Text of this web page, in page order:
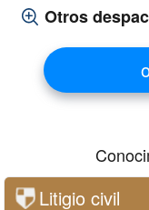
Otros
Litigio civil